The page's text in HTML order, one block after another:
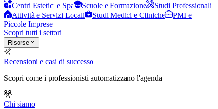
Centri Estetici e Spa Scuole e Formazione
Studi Professionali
Attività e Servizi Locali
Studi Medici e Cliniche
PMI e
Piccole Imprese
Scopri tutti i settori
Risorse
Recensioni e casi di successo
Scopri come i professionisti automatizzano l'agenda.
Chi siamo